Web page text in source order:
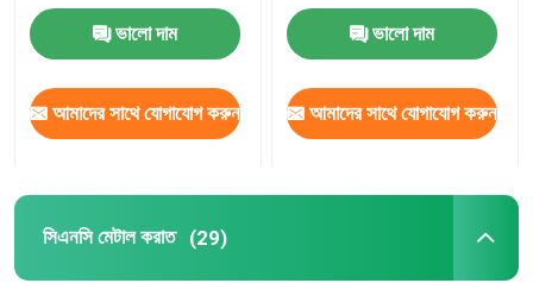
ভালো দাম
আমাদের সাথে যোগাযোগ করুন
ভালো দাম
আমাদের সাথে যোগাযোগ করুন
সিএনসি মেটাল করাত (29)